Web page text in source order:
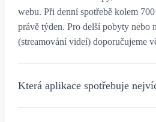
webu. Při denní spotřebě kolem
právě týden. Pro delší pobyty nebo
(streamování videí) doporučujeme
Která aplikace spotřebuje